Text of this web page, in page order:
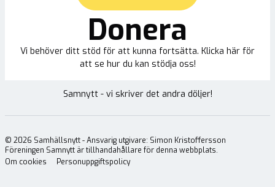
Donera
Vi behöver ditt stöd för att kunna fortsätta. Klicka här för
att se hur du kan stödja oss!
Samnytt - vi skriver det andra döljer!
© 2026 Samhällsnytt - Ansvarig utgivare: Simon Kristoffersson
Föreningen Samnytt är tillhandahållare för denna webbplats.
Om cookies
Personuppgiftspolicy